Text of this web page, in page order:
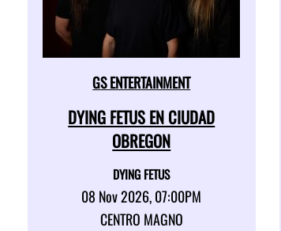
GS ENTERTAINMENT
DYING FETUS EN CIUDAD
OBREGON
DYING FETUS
08 Nov 2026, 07:00PM
CENTRO MAGNO